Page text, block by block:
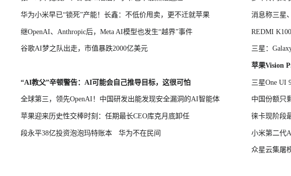
华为小米早已“锁死”产能！长鑫：不低价甩卖，更不迁就苹果
继OpenAI、Anthropic后，Meta AI模型也发生“越界”事件
谷歌AI梦之队出走，市值暴跌2000亿美元
“AI教父”辛顿警告：AI可能会自己推导目标，这很可怕
全球第三，领先OpenAI！中国研发出能发现安全漏洞的AI智能体
苹果迎来历史性交棒时刻：任期最长CEO库克月底卸任
段永平38亿投资泡泡玛特账本 华为不在民间
消息称三星
REDMI
三星：
苹果Vision
三星One UI
中国份额只
徕卡现阶段
小米第二代
众星云集屠